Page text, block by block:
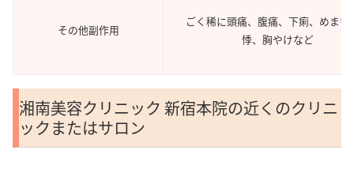
その他副作用
ごく稀に頭痛、腹痛、下痢、めまい
悸、胸やけなど
湘南美容クリニック 新宿本院の近くのクリニ
ックまたはサロン